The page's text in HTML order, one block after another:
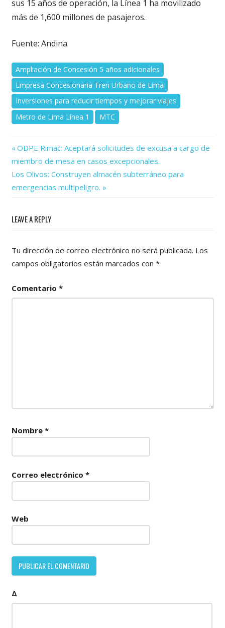
sus 15 años de operación, la Línea 1 ha movilizado
más de 1,600 millones de pasajeros.
Fuente: Andina
Ampliación de Concesión 5 años adicionales
Empresa Concesionaria Tren Urbano de Lima
Inversiones para reducir tiempos y mejorar viajes
Metro de Lima Línea 1
MTC
Navegación
de
entradas
Previous
Post:
ODPE Rimac: Aceptará solicitudes de excusa a cargo de
miembro de mesa en casos excepcionales.
Next
Post:
Los Olivos: Construyen almacén subterráneo para
emergencias multipeligro.
LEAVE A REPLY
Tu dirección de correo electrónico no será publicada. Los
campos obligatorios están marcados con *
Comentario *
Nombre *
Correo electrónico *
Web
Δ